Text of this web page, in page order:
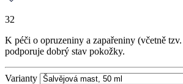
32
K péči o opruzeniny a zapařeniny (včetně
podporuje dobrý stav pokožky.
Varianty